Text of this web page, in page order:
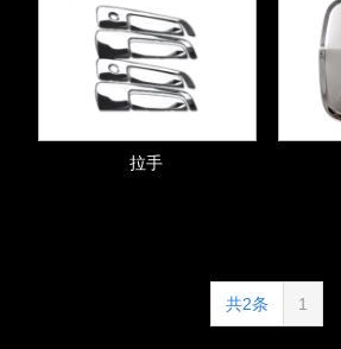
拉手
共2条 1